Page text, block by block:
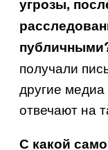
получали
другие
отвечают на
С какой